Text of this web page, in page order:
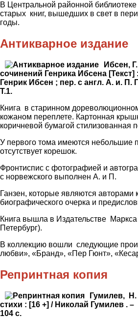
В Центральной районной
старых книг, вышедших в свет в
годы.
Антикварное издание
Ибсен,
сочинений Генрика Ибсена [Текст]
Генрик Ибсен ; пер. с англ. А. и. П.
Т.1.
Книга в старинном
кожаном переплете. Картонная
коричневой бумагой стилизованная
У первого тома имеются небольшие
отсутствует корешок.
Фронтиспис с фотографией и
с норвежского выполнен А. и П.
Ганзен, которые являются авторами
биографического очерка и
Книга вышла в Издательстве
Петербург).
В коллекцию вошли следующие
любви», «Бранд», «Пер Гюнт»,
Репринтная копия
Гумилев, Н.
стихи : [16 +] / Николай Гумилев .
104 с.